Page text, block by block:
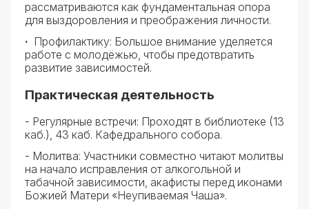
рассматриваются как фундаментальная опора
для выздоровления и преображения личности.
· Профилактику: Большое внимание уделяется
работе с молодёжью, чтобы предотвратить
развитие зависимостей.
Практическая деятельность
- Регулярные встречи: Проходят в библиотеке (13
каб.), 43 каб. Кафедрального собора.
- Молитва: Участники совместно читают молитвы
на начало исправления от алкогольной и
табачной зависимости, акафисты перед иконами
Божией Матери «Неупиваемая Чаша».